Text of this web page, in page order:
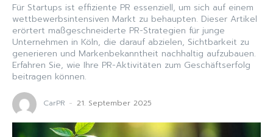
Für Startups ist effiziente PR essenziell, um sich auf einem
wettbewerbsintensiven Markt zu behaupten. Dieser Artikel
erörtert maßgeschneiderte PR-Strategien für junge
Unternehmen in Köln, die darauf abzielen, Sichtbarkeit zu
generieren und Markenbekanntheit nachhaltig aufzubauen.
Erfahren Sie, wie Ihre PR-Aktivitäten zum Geschäftserfolg
beitragen können.
CarPR - 21. September 2025